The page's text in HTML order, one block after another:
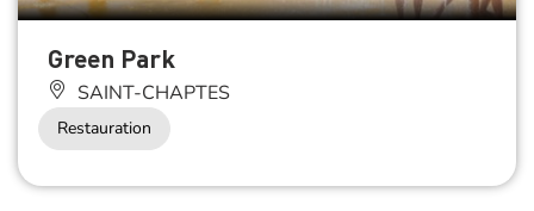
Green Park
SAINT-CHAPTES
Restauration